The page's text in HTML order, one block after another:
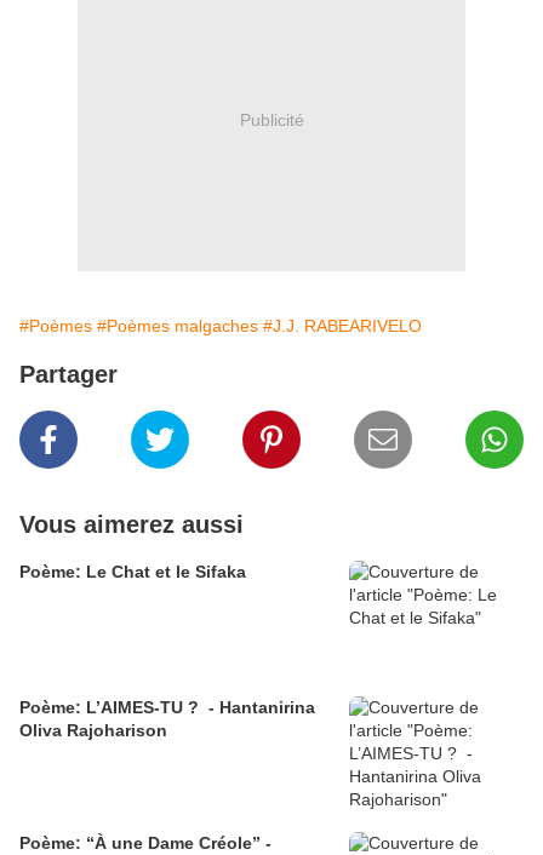
Publicité
#Poèmes #Poèmes malgaches #J.J. RABEARIVELO
Partager
Vous aimerez aussi
Poème: Le Chat et le Sifaka
Poème: L’AIMES-TU ? - Hantanirina
Oliva Rajoharison
Poème: “À une Dame Créole” -